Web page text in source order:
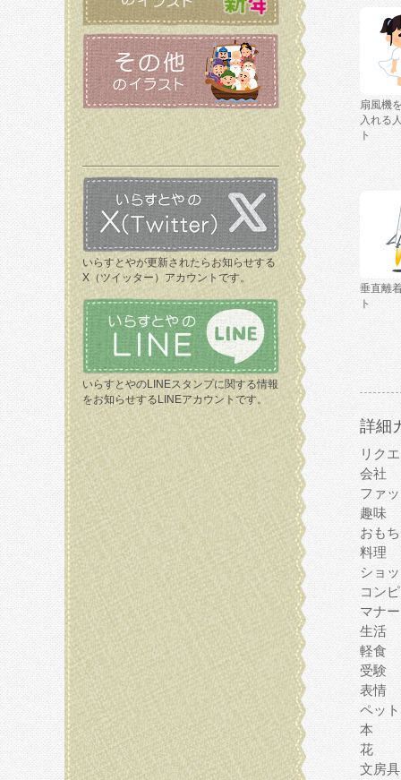
いらすとやが更新されたらお知らせする
X（ツイッター）アカウントです。
いらすとやのLINEスタンプに関する情報
をお知らせするLINEアカウントです。
扇風機
入れる
ト
垂直離
ト
詳細
リク
会社
ファ
趣味
おも
料理
ショ
コン
マナー
生活
軽食
受験
表情
ペット
本
花
文房具